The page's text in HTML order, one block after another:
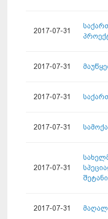
2017-07-31
2017-07-31
2017-07-31
2017-07-31
2017-07-31
2017-07-31